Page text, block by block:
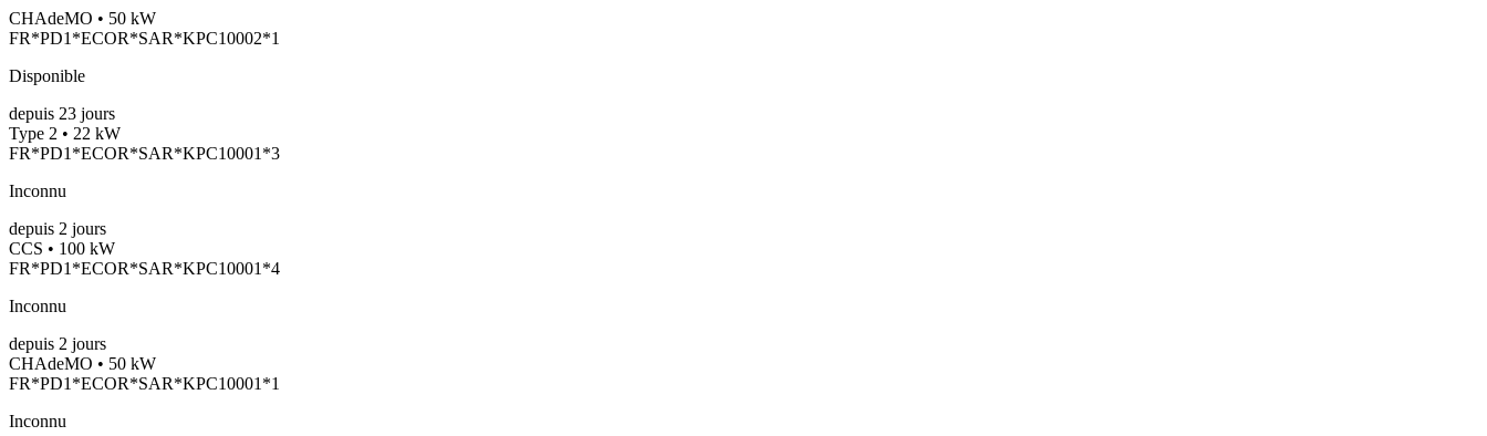
CHAdeMO • 50 kW
FR*PD1*ECOR*SAR*KPC10002*1
Disponible
depuis 23 jours
Type 2 • 22 kW
FR*PD1*ECOR*SAR*KPC10001*3
Inconnu
depuis 2 jours
CCS • 100 kW
FR*PD1*ECOR*SAR*KPC10001*4
Inconnu
depuis 2 jours
CHAdeMO • 50 kW
FR*PD1*ECOR*SAR*KPC10001*1
Inconnu